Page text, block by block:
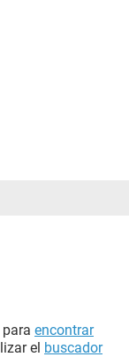
encontrar
el buscador